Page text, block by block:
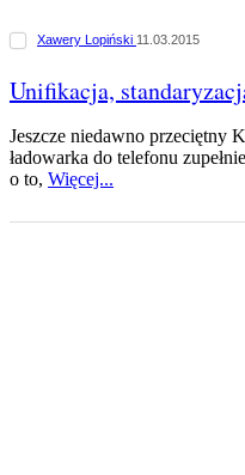
Xawery Lopiński 11.03.2015
Unifikacja,
Jeszcze niedawno przeciętny
ładowarka do telefonu
o to, Więcej...